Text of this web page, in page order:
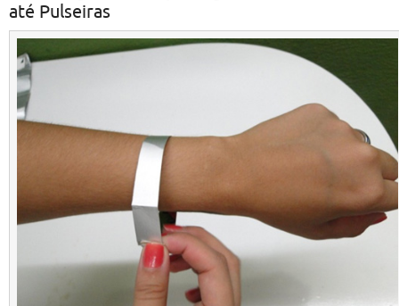
até Pulseiras